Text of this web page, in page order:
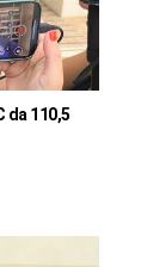
da 110,5